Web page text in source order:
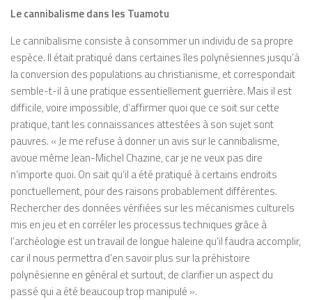
Le cannibalisme dans les Tuamotu
Le cannibalisme consiste à consommer un individu de sa propre
espèce. Il était pratiqué dans certaines îles polynésiennes jusqu’à
la conversion des populations au christianisme, et correspondait
semble-t-il à une pratique essentiellement guerrière. Mais il est
difficile, voire impossible, d’affirmer quoi que ce soit sur cette
pratique, tant les connaissances attestées à son sujet sont
pauvres. « Je me refuse à donner un avis sur le cannibalisme,
avoue même Jean-Michel Chazine, car je ne veux pas dire
n’importe quoi. On sait qu’il a été pratiqué à certains endroits
ponctuellement, pour des raisons probablement différentes.
Rechercher des données vérifiées sur les mécanismes culturels
mis en jeu et en corréler les processus techniques grâce à
l’archéologie est un travail de longue haleine qu’il faudra accomplir,
car il nous permettra d’en savoir plus sur la préhistoire
polynésienne en général et surtout, de clarifier un aspect du
passé qui a été beaucoup trop manipulé ».